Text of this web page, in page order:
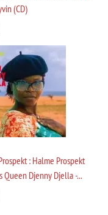
(CD)
: Halme Prospekt
Queen Djenny Djella -...